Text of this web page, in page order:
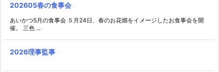
202605春の食事会
あいかつ5月の食事会 ５月24日、春のお花畑をイメージしたお食事会を開
催。 三色 ...
2026理事監事